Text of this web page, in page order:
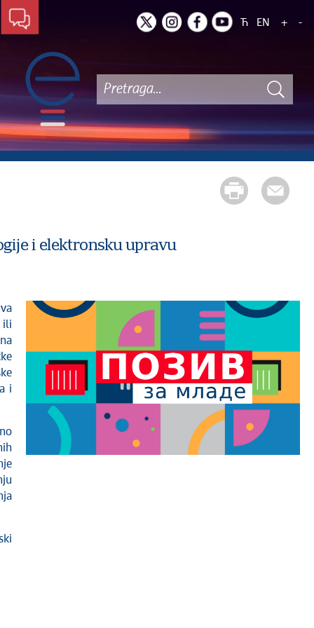
Ћ EN + -
i elektronsku upravu
ili
i